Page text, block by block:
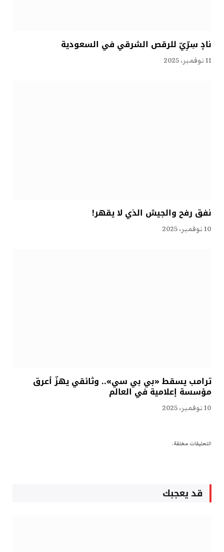
نادٍ سِرِّيّ للرقص الشرقي في السعودية
11 نوفمبر، 2025
نفق رفح والجيش الذي لا يقهر!
10 نوفمبر، 2025
ترامب يسقط «بي بي سي».. وثائقي يهزّ أعرق
مؤسسة إعلامية في العالم
10 نوفمبر، 2025
التعليقات مغلقة.
قد يعجبك